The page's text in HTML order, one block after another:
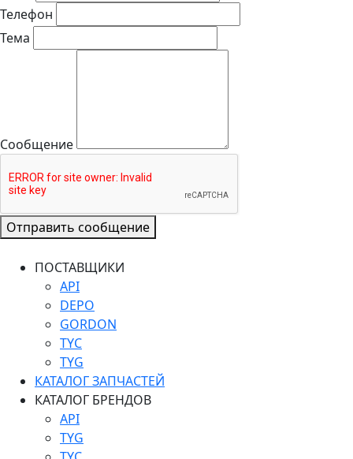
Телефон
Тема
Сообщение
Отправить сообщение
ПОСТАВЩИКИ
API
DEPO
GORDON
TYC
TYG
КАТАЛОГ ЗАПЧАСТЕЙ
КАТАЛОГ БРЕНДОВ
API
TYG